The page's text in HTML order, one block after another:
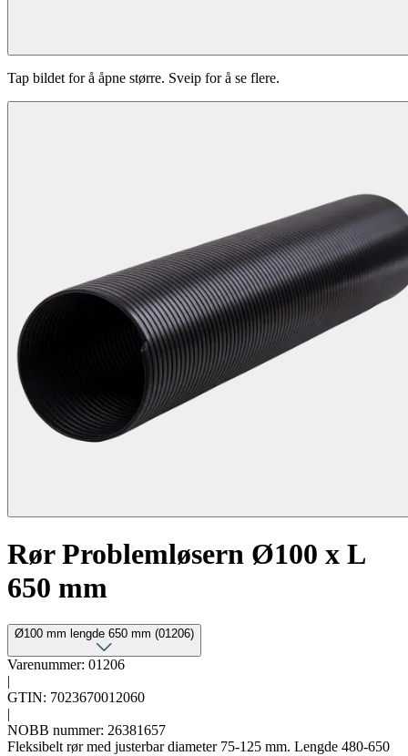
Tap bildet for å åpne større. Sveip for å se flere.
Rør Problemløsern Ø100 x L
650 mm
Ø100 mm lengde 650 mm (01206)
Varenummer: 01206
|
GTIN: 7023670012060
|
NOBB nummer: 26381657
Fleksibelt rør med justerbar diameter 75-125 mm. Lengde 480-650